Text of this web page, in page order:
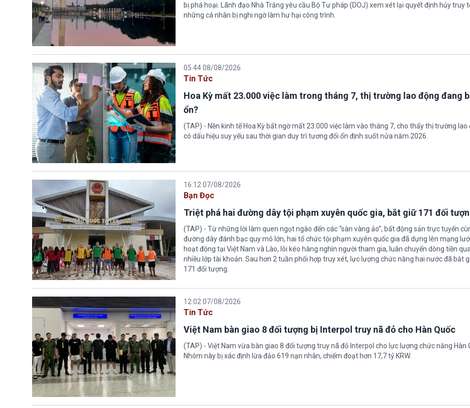
bị phá hoại. Lãnh đạo Nhà Trắng yêu cầu Bộ Tư pháp (DOJ) xem xét lại quyết định hủy truy
những cá nhân bị nghi ngờ làm hư hại công trình.
05:44 08/08/2026
Tin Tức
Hoa Kỳ mất 23.000 việc làm trong tháng 7, thị trường lao động đang
ổn?
(TAP) - Nền kinh tế Hoa Kỳ bất ngờ mất 23.000 việc làm vào tháng 7, cho thấy thị trường lao
có dấu hiệu suy yếu sau thời gian duy trì tương đối ổn định suốt nửa năm 2026.
16:12 07/08/2026
Bạn Đọc
Triệt phá hai đường dây tội phạm xuyên quốc gia, bắt giữ 171 đối
(TAP) - Từ những lời làm quen ngọt ngào đến các “sàn vàng ảo”, bất động sản trực tuyến
đường dây đánh bạc quy mô lớn, hai tổ chức tội phạm xuyên quốc gia đã dựng lên mạng
hoạt động tại Việt Nam và Lào, lôi kéo hàng nghìn người tham gia, luân chuyển dòng tiền qua
nhiều lớp tài khoản. Sau hơn 2 tuần phối hợp truy xét, lực lượng chức năng hai nước đã bắt
171 đối tượng.
12:02 07/08/2026
Tin Tức
Việt Nam bàn giao 8 đối tượng bị Interpol truy nã đỏ cho Hàn Quốc
(TAP) - Việt Nam vừa bàn giao 8 đối tượng truy nã đỏ Interpol cho lực lượng chức năng Hàn
Nhóm này bị xác định lừa đảo 619 nạn nhân, chiếm đoạt hơn 17,7 tỷ KRW.